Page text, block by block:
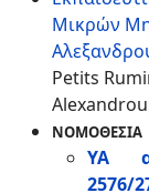
Μικρών
Petits
ΝΟΜΟΘΕΣΙΑ
ΥΑ
2576/